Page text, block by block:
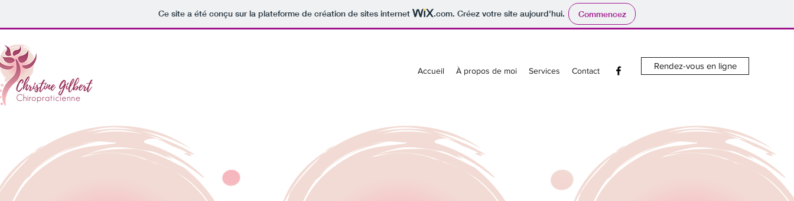
Ce site a été conçu sur la plateforme de création de sites internet .com. Créez votre site aujourd'hui. Commencez
Accueil À propos de moi Services Contact Rendez-vous en ligne